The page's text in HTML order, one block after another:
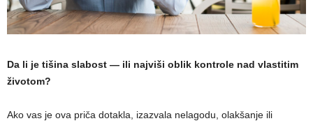
Da li je tišina slabost — ili najviši oblik kontrole nad vlastitim
životom?
Ako vas je ova priča dotakla, izazvala nelagodu, olakšanje ili